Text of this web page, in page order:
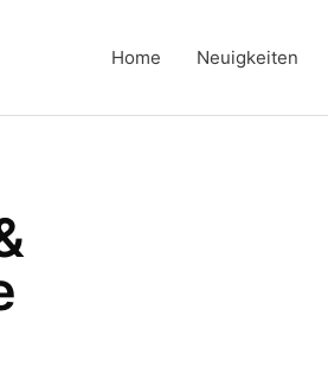
Home Neuigkeiten